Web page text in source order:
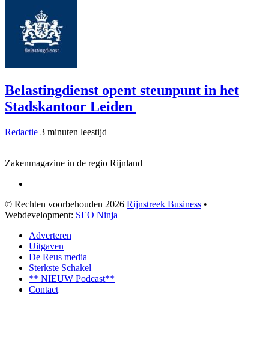
Belastingdienst opent steunpunt in het
Stadskantoor Leiden
Redactie 3 minuten leestijd
Zakenmagazine in de regio Rijnland
© Rechten voorbehouden 2026 Rijnstreek Business •
Webdevelopment: SEO Ninja
Adverteren
Uitgaven
De Reus media
Sterkste Schakel
** NIEUW Podcast**
Contact